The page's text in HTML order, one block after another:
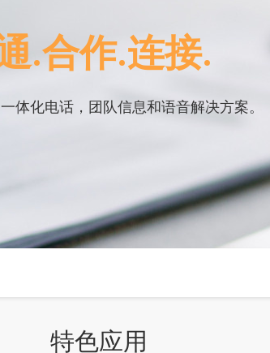
.合作.连接.
体化电话，团队信息和语音解决方案。
特色应用